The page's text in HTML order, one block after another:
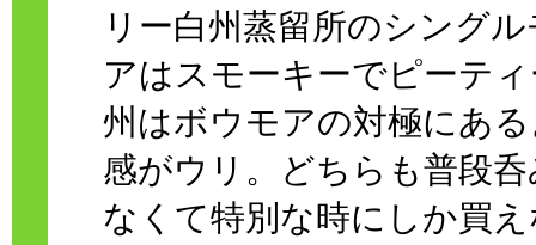
リー白州蒸留所のシング
アはスモーキーでピーテ
州はボウモアの対極にあ
感がウリ。どちらも普段
なくて特別な時にしか買